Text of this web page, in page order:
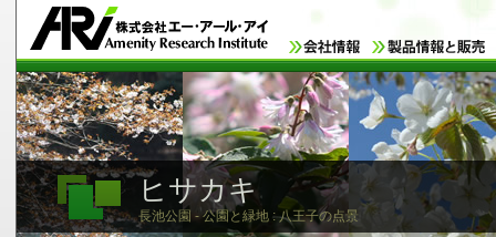
ヒサカキ
長池公園 - 公園と緑地 : 八王子の点景